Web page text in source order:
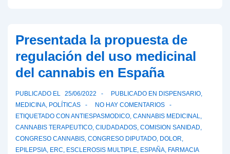
con
venta
de
de
uso
no
médico
Presentada la propuesta de
regulación del uso medicinal
del cannabis en España
PUBLICADO EL 25/06/2022 PUBLICADO EN DISPENSARIO,
MEDICINA, POLÍTICAS
NO HAY COMENTARIOS
ETIQUETADO CON ANTIESPASMODICO, CANNABIS MEDICINAL,
CANNABIS TERAPEUTICO, CIUDADADOS, COMISION SANIDAD,
CONGRESO CANNABIS, CONGRESO DIPUTADO, DOLOR,
EPILEPSIA, ERC, ESCLEROSIS MULTIPLE, ESPAÑA, FARMACIA